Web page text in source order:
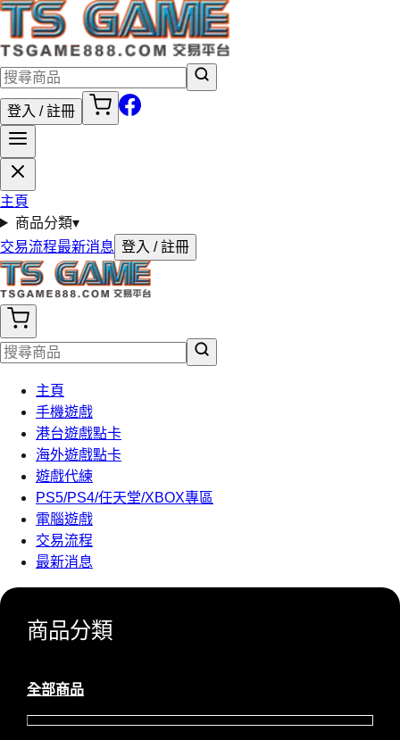
登入 / 註冊
主頁
商品分類▾
交易流程最新消息 登入 / 註冊
主頁
手機遊戲
港台遊戲點卡
海外遊戲點卡
遊戲代練
PS5/PS4/任天堂/XBOX專區
電腦遊戲
交易流程
最新消息
商品分類
全部商品